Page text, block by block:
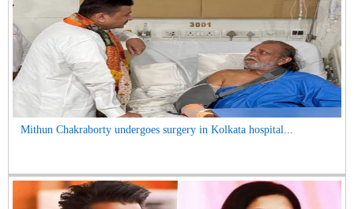
Mithun Chakraborty undergoes surgery in Kolkata hospital...